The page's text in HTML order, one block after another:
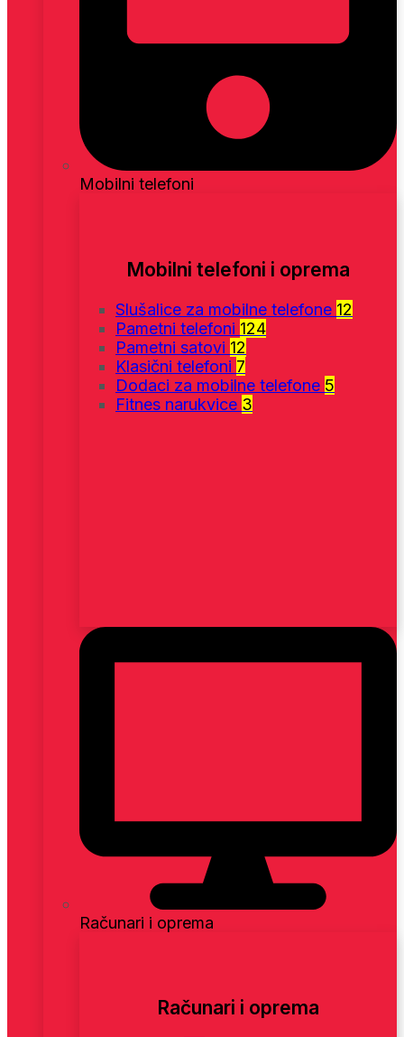
Mobilni telefoni
Mobilni telefoni i oprema
Slušalice za mobilne telefone 12
Pametni telefoni 124
Pametni satovi 12
Klasični telefoni 7
Dodaci za mobilne telefone 5
Fitnes narukvice 3
Računari i oprema
Računari i oprema